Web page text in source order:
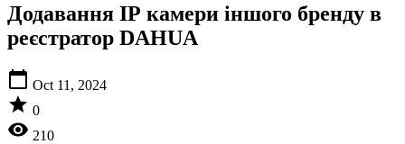
Додавання ІР камери іншого бренду в
реєстратор DAHUA
calendar_today Oct 11, 2024
star 0
visibility 210